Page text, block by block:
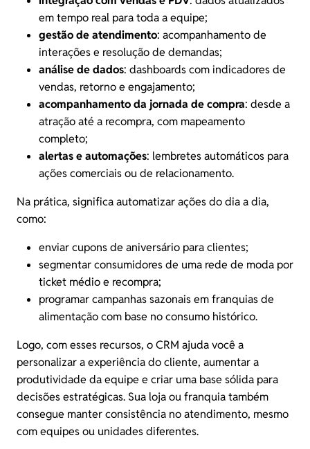
em tempo real para toda a equipe;
gestão de atendimento: acompanhamento de
interações e resolução de demandas;
análise de dados: dashboards com indicadores de
vendas, retorno e engajamento;
acompanhamento da jornada de compra: desde a
atração até a recompra, com mapeamento
completo;
alertas e automações: lembretes automáticos para
ações comerciais ou de relacionamento.
Na prática, significa automatizar ações do dia a dia,
como:
enviar cupons de aniversário para clientes;
segmentar consumidores de uma rede de moda por
ticket médio e recompra;
programar campanhas sazonais em franquias de
alimentação com base no consumo histórico.
Logo, com esses recursos, o CRM ajuda você a
personalizar a experiência do cliente, aumentar a
produtividade da equipe e criar uma base sólida para
decisões estratégicas. Sua loja ou franquia também
consegue manter consistência no atendimento, mesmo
com equipes ou unidades diferentes.